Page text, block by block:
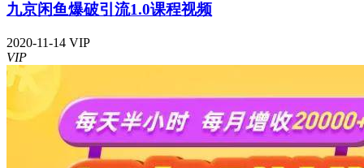
九京闲鱼爆破引流1.0课程视频
2020-11-14 VIP
VIP